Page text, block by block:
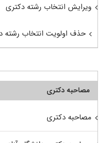
ویرایش انتخاب رشته دکتری
حذف اولویت انتخاب رشته
مصاحبه دکتری
مصاحبه دکتری